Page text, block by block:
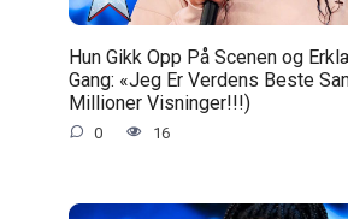
Hun Gikk Opp På Scenen og
Gang: «Jeg Er Verdens Beste
Millioner Visninger!!!)
0 16